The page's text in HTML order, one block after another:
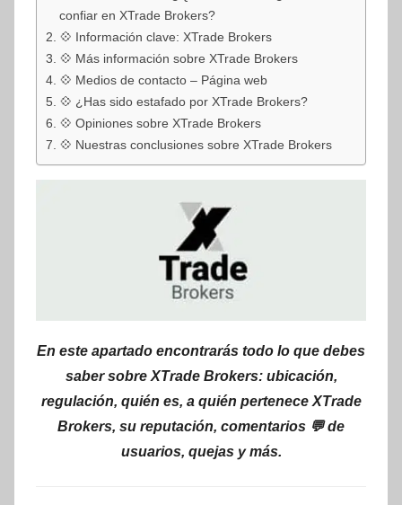
confiar en XTrade Brokers?
💠 Información clave: XTrade Brokers
💠 Más información sobre XTrade Brokers
💠 Medios de contacto – Página web
💠 ¿Has sido estafado por XTrade Brokers?
💠 Opiniones sobre XTrade Brokers
💠 Nuestras conclusiones sobre XTrade Brokers
En este apartado encontrarás todo lo que debes
saber sobre XTrade Brokers: ubicación,
regulación, quién es, a quién pertenece XTrade
Brokers, su reputación, comentarios 💬 de
usuarios, quejas y más.